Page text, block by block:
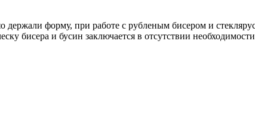
держали форму, при работе с рубленым бисером и
бисера и бусин заключается в отсутствии